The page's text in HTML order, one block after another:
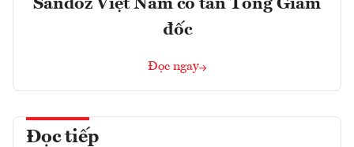
Sandoz Việt Nam có tân Tổng Giám
đốc
Đọc ngay
Đọc tiếp